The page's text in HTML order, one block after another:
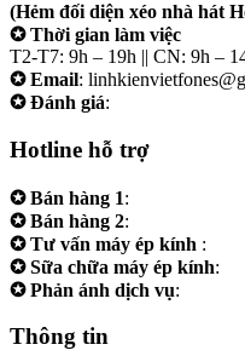
(Hẻm đối diện xéo nhà hát
✪ Thời gian làm việc
T2-T7: 9h – 19h || CN: 9h –
✪ Email:
✪ Đánh giá:
Hotline hỗ trợ
✪ Bán hàng 1:
✪ Bán hàng 2:
✪ Tư vấn máy ép kính :
✪ Sữa chữa máy ép kính:
✪ Phản ánh dịch vụ:
Thông tin